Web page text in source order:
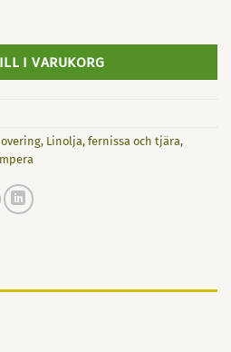
I VARUKORG
, Linolja, fernissa och tjära,